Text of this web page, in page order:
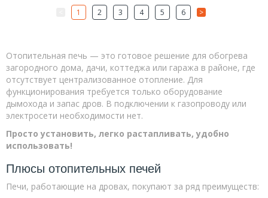
1 2 3 4 5 6 >
Отопительная печь — это готовое решение для обогрева
загородного дома, дачи, коттеджа или гаража в районе, где
отсутствует централизованное отопление. Для
функционирования требуется только оборудование
дымохода и запас дров. В подключении к газопроводу или
электросети необходимости нет.
Просто установить, легко растапливать, удобно
использовать!
Плюсы отопительных печей
Печи, работающие на дровах, покупают за ряд преимуществ: